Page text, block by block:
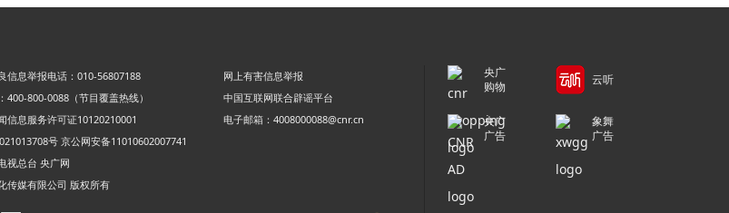
信息举报电话：010-56807188
网上有害信息举报
400-800-0088（节目覆盖热线）
中国互联网联合辟谣平台
信息服务许可证10120210001
电子邮箱：4008000088@cnr.cn
号 京公网安备11010602007741
视总台 央广网
传媒有限公司 版权所有
央广
购物
云听
央广
广告
象舞
广告